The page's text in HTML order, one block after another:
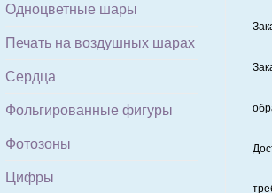
Одноцветные шары
Печать на воздушных шарах
Сердца
Фольгированные фигуры
Фотозоны
Цифры